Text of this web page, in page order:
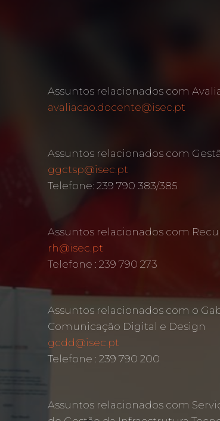
Assuntos relacionados com
avaliacao.docente@isec.pt
Assuntos relacionados com
ggctsp@isec.pt
Telefone: 239 790 383/385
Assuntos relacionados com
rh@isec.pt
Telefone : 239 790 273
Assuntos relacionados com o
Comunicação Digital e Design
gcdd@isec.pt
Telefone : 239 790 200
Assuntos relacionados com